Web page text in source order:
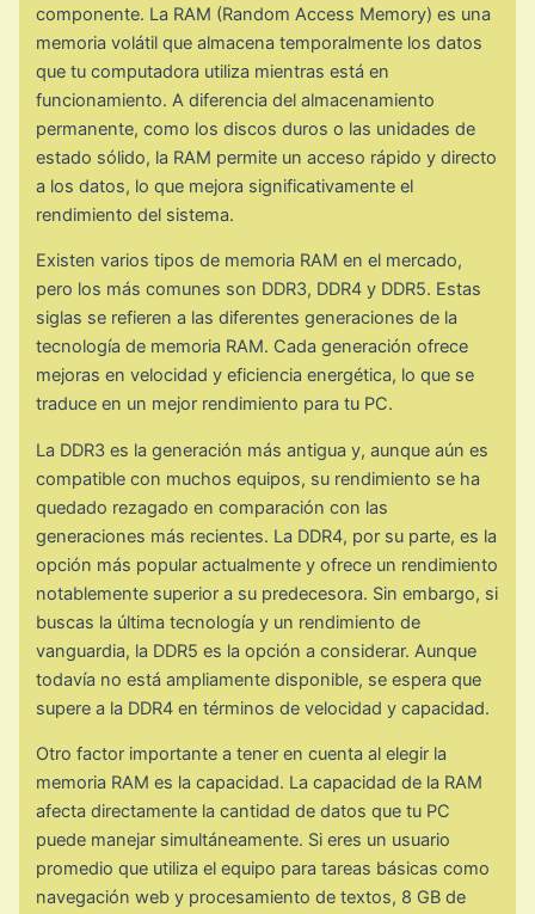
componente. La RAM (Random Access Memory) es una
memoria volátil que almacena temporalmente los datos
que tu computadora utiliza mientras está en
funcionamiento. A diferencia del almacenamiento
permanente, como los discos duros o las unidades de
estado sólido, la RAM permite un acceso rápido y directo
a los datos, lo que mejora significativamente el
rendimiento del sistema.
Existen varios tipos de memoria RAM en el mercado,
pero los más comunes son DDR3, DDR4 y DDR5. Estas
siglas se refieren a las diferentes generaciones de la
tecnología de memoria RAM. Cada generación ofrece
mejoras en velocidad y eficiencia energética, lo que se
traduce en un mejor rendimiento para tu PC.
La DDR3 es la generación más antigua y, aunque aún es
compatible con muchos equipos, su rendimiento se ha
quedado rezagado en comparación con las
generaciones más recientes. La DDR4, por su parte, es la
opción más popular actualmente y ofrece un rendimiento
notablemente superior a su predecesora. Sin embargo, si
buscas la última tecnología y un rendimiento de
vanguardia, la DDR5 es la opción a considerar. Aunque
todavía no está ampliamente disponible, se espera que
supere a la DDR4 en términos de velocidad y capacidad.
Otro factor importante a tener en cuenta al elegir la
memoria RAM es la capacidad. La capacidad de la RAM
afecta directamente la cantidad de datos que tu PC
puede manejar simultáneamente. Si eres un usuario
promedio que utiliza el equipo para tareas básicas como
navegación web y procesamiento de textos, 8 GB de